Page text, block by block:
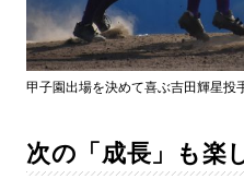
甲子園出場を決めて喜ぶ吉田輝星投
次の「成長」も楽